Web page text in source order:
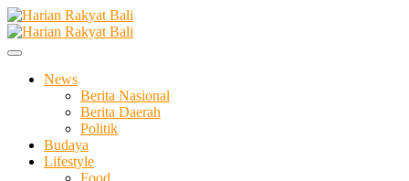
Skip
to
content
Harian Rakyat Bali
Membangun Semangat Kehidupan dan Berbangsa
News
Berita Nasional
Berita Daerah
Politik
Budaya
Lifestyle
Food